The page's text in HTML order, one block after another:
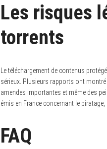
Les risques
torrents
Le téléchargement de contenus
sérieux. Plusieurs rapports ont
amendes importantes et même des
émis en France concernant le
FAQ